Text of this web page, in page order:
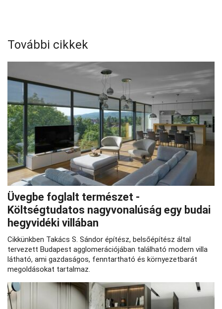
További cikkek
Üvegbe foglalt természet -
Költségtudatos nagyvonalúság egy budai
hegyvidéki villában
Cikkünkben Takács S. Sándor építész, belsőépítész által
tervezett Budapest agglomerációjában található modern villa
látható, ami gazdaságos, fenntartható és környezetbarát
megoldásokat tartalmaz.